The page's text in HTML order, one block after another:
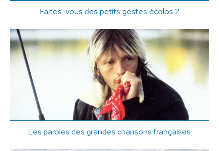
Faites-vous des petits gestes écolos ?
Les paroles des grandes chansons françaises